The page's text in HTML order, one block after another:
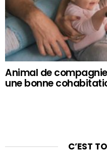
Animal de
une bonne
C’EST